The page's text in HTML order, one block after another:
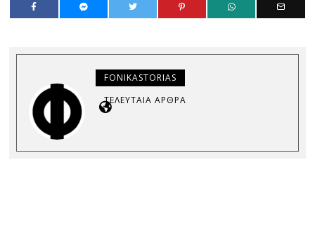
FONIKASTORIAS
ΤΕΛΕΥΤΑΊΑ ΆΡΘΡΑ